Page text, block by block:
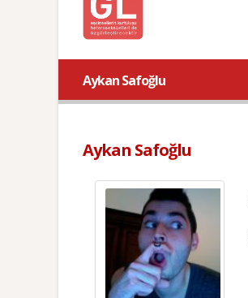
Aykan Safoğlu
Aykan Safoğlu